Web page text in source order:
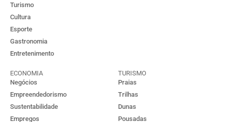
Turismo
Cultura
Esporte
Gastronomia
Entretenimento
ECONOMIA
Negócios
Empreendedorismo
Sustentabilidade
Empregos
TURISMO
Praias
Trilhas
Dunas
Pousadas